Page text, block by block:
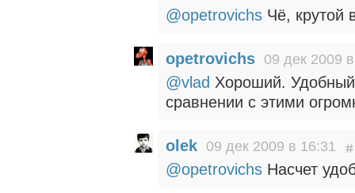
@opetrovichs Чё, крутой
opetrovichs 09 дек 2009
@vlad Хороший.
сравнении с этими
olek 09 дек 2009 в 16:31
@opetrovichs Насчет